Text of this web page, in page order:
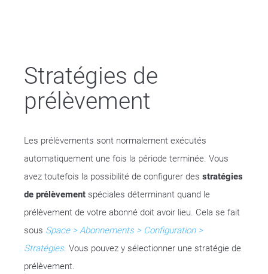
Stratégies de
prélèvement
Les prélèvements sont normalement exécutés
automatiquement une fois la période terminée. Vous
avez toutefois la possibilité de configurer des stratégies
de prélèvement spéciales déterminant quand le
prélèvement de votre abonné doit avoir lieu. Cela se fait
sous Space > Abonnements > Configuration >
Stratégies. Vous pouvez y sélectionner une stratégie de
prélèvement.